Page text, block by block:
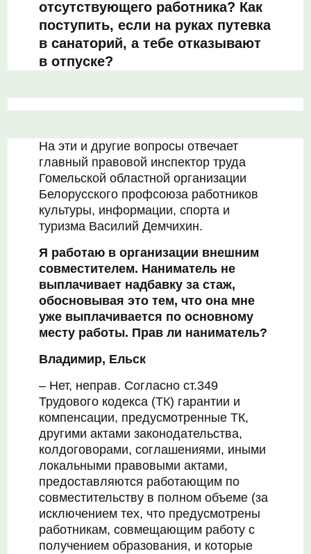
отсутствующего работника? Как
поступить, если на руках путевка
в санаторий, а тебе отказывают
в отпуске?
На эти и другие вопросы отвечает
главный правовой инспектор труда
Гомельской областной организации
Белорусского профсоюза работников
культуры, информации, спорта и
туризма Василий Демчихин.
Я работаю в организации внешним
совместителем. Наниматель не
выплачивает надбавку за стаж,
обосновывая это тем, что она мне
уже выплачивается по основному
месту работы. Прав ли наниматель?
Владимир, Ельск
– Нет, неправ. Согласно ст.349
Трудового кодекса (ТК) гарантии и
компенсации, предусмотренные ТК,
другими актами законодательства,
колдоговорами, соглашениями, иными
локальными правовыми актами,
предоставляются работающим по
совместительству в полном объеме (за
исключением тех, что предусмотрены
работникам, совмещающим работу с
получением образования, и которые